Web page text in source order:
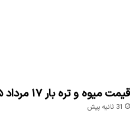
قیمت میوه و تره بار ۱۷ مرداد ۱۴۰۵
31 ثانیه پیش